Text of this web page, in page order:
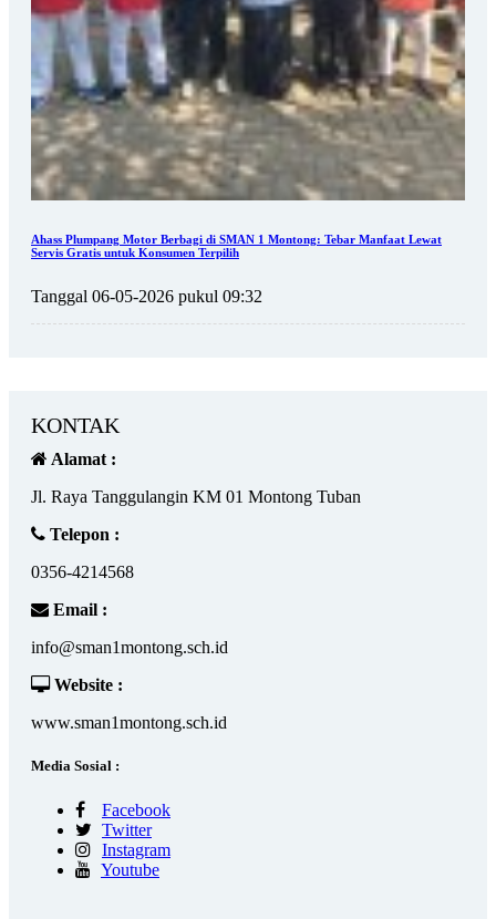
Ahass Plumpang Motor Berbagi di SMAN 1 Montong: Tebar Manfaat Lewat
Servis Gratis untuk Konsumen Terpilih
Tanggal 06-05-2026 pukul 09:32
KONTAK
Alamat :
Jl. Raya Tanggulangin KM 01 Montong Tuban
Telepon :
0356-4214568
Email :
info@sman1montong.sch.id
Website :
www.sman1montong.sch.id
Media Sosial :
Facebook
Twitter
Instagram
Youtube